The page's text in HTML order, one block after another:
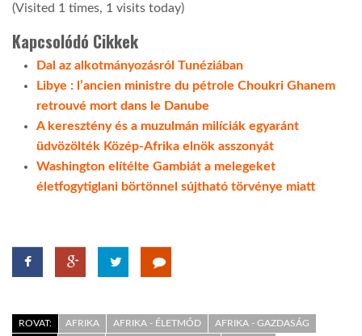
(Visited 1 times, 1 visits today)
Kapcsolódó Cikkek
Dal az alkotmányozásról Tunéziában
Libye : l’ancien ministre du pétrole Choukri Ghanem
retrouvé mort dans le Danube
A keresztény és a muzulmán milíciák egyaránt
üdvözölték Közép-Afrika elnök asszonyát
Washington elítélte Gambiát a melegeket
életfogytiglani börtönnel sújtható törvénye miatt
ROVAT: AFRIKA AFRIKA - ÉLETMÓD
AFRIKA - GAZDASÁG